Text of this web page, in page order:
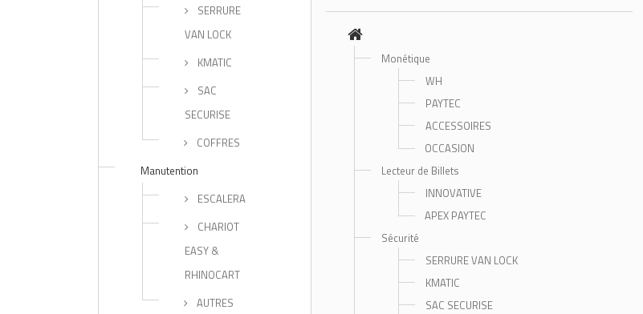
SERRURE
VAN LOCK
KMATIC
SAC
SECURISE
COFFRES
Manutention
ESCALERA
CHARIOT
EASY &
RHINOCART
AUTRES
Monétique
WH
PAYTEC
ACCESSOIRES
OCCASION
Lecteur de Billets
INNOVATIVE
APEX PAYTEC
Sécurité
SERRURE VAN LOCK
KMATIC
SAC SECURISE